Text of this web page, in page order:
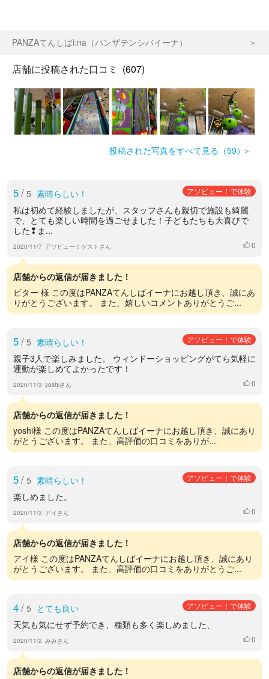
PANZAてんしばi:na（パンザテンシバイーナ）
店舗に投稿された口コミ (607)
投稿された写真をすべて見る（59）
5/ 5 素晴らしい！ アソビュー！で体験
私は初めて経験しましたが、スタッフさんも親切で施設も綺麗
で、とても楽しい時間を過ごせました！子どもたちも大喜びで
した❢ま...
2020/11/7 アソビュー！ゲストさん いいね
0
店舗からの返信が届きました！
ビター 様 この度はPANZAてんしばイーナにお越し頂き、誠にあ
りがとうございます。 また、嬉しいコメントありがとうご...
5/ 5 素晴らしい！ アソビュー！で体験
親子3人で楽しみました。 ウィンドーショッピングがてら気軽に
運動が楽しめてよかったです！
2020/11/3 yoshiさん いいね
0
店舗からの返信が届きました！
yoshi様 この度はPANZAてんしばイーナにお越し頂き、誠にあり
がとうございます。 また、高評価の口コミをありが...
5/ 5 素晴らしい！ アソビュー！で体験
楽しめました。
2020/11/3 アイさん いいね
0
店舗からの返信が届きました！
アイ様 この度はPANZAてんしばイーナにお越し頂き、誠にあり
がとうございます。 また、高評価の口コミをありがとうご...
4/ 5 とても良い アソビュー！で体験
天気も気にせず予約でき、種類も多く楽しめました、
2020/11/2 みみさん いいね
0
店舗からの返信が届きました！